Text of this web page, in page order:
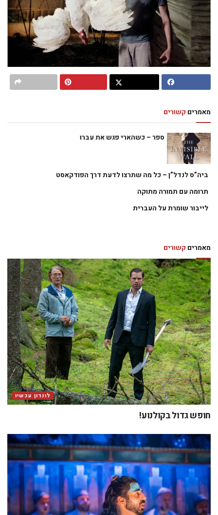
מאמרים קשורים
ספר – כשהארי פגש את עברו
ביה”ס לנדל”ן – כל מה שתרצו לדעת דרך הפודקאסט
תרומה עם תמורה מתוקה
לייבור שומרת על העברית
מאמרים קשורים
לונדון עכשיו
חופש גדול בקולנוע!